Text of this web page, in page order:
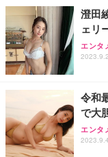
澄田
ェリ
エンタ
令和
で大
エンタ